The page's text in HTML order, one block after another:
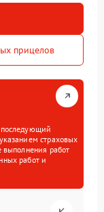
прицелов
последующий
страховых
выполнения работ
работ и